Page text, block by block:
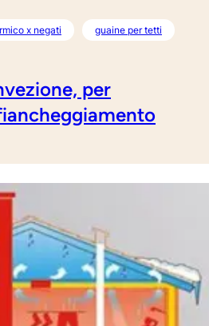
x negati guaine per tetti
per